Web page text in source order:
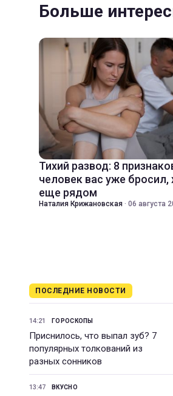
Больше
Тихий развод: 8
человек вас уже бросил,
еще рядом
Наталия Крижановская · 06 августа
ПОСЛЕДНИЕ НОВОСТИ
14:21 ГОРОСКОПЫ
Приснилось, что выпал зуб? 7
популярных толкований из
разных сонников
13:47 ВКУСНО